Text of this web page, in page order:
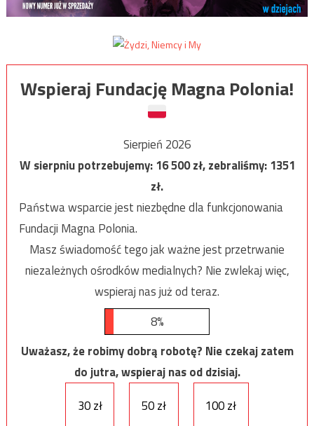
Wspieraj Fundację Magna Polonia!
Sierpień 2026
W sierpniu potrzebujemy:16 500zł, zebraliśmy:1351
zł.
Państwa wsparcie jest niezbędne dla funkcjonowania
Fundacji Magna Polonia.
Masz świadomość tego jak ważne jest przetrwanie
niezależnych ośrodków medialnych? Nie zwlekaj więc,
wspieraj nas już od teraz.
8%
Uważasz, że robimy dobrą robotę? Nie czekaj zatem
do jutra, wspieraj nas od dzisiaj.
30 zł
50 zł 100 zł